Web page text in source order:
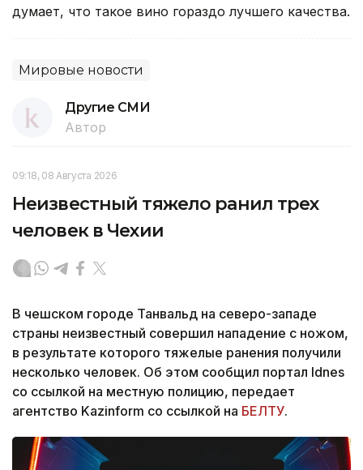
думает, что такое вино гораздо лучшего качества.
Мировые новости
Другие СМИ
Автор
09:18, 08 Августа 2026
Неизвестный тяжело ранил трех
человек в Чехии
В чешском городе Танвальд на северо-западе
страны неизвестный совершил нападение с ножом,
в результате которого тяжелые ранения получили
несколько человек. Об этом сообщил портал Idnes
со ссылкой на местную полицию, передает
агентство Kazinform со ссылкой на БЕЛТУ.